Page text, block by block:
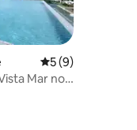
5 de uma
5 (9)
Mar no